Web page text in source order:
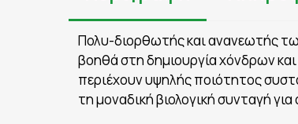
Πολυ-διορθωτής και ανανεωτής
βοηθά στη δημιουργία χόνδρων
περιέχουν υψηλής ποιότητος
τη μοναδική βιολογική συνταγή